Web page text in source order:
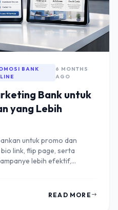
BANK
6 MONTHS
AGO
Bank untuk
yang Lebih
untuk promo dan
link, flip page, serta
lebih efektif,
READ MORE